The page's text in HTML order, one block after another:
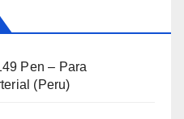
Pen – Para
(Peru)